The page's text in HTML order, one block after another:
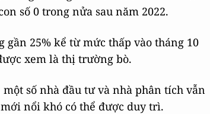
số 0 trong nửa sau năm 2022.
25% kể từ mức thấp vào tháng 10
xem là thị trường bò.
số nhà đầu tư và nhà phân tích vẫn
nổi khó có thể được duy trì.